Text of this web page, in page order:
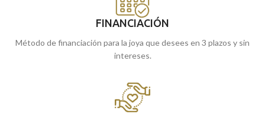
FINANCIACIÓN
Método de financiación para la joya que desees en 3 plazos y sin
intereses.